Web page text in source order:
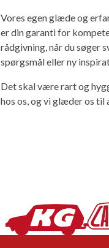
Vores egen glæde og
er din garanti for
rådgivning, når du søger
spørgsmål eller ny
Det skal være rart og
hos os, og vi glæder os til